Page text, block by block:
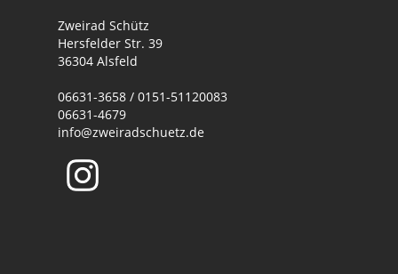
Zweirad Schütz
Hersfelder Str. 39
36304 Alsfeld
06631-3658 / 0151-51120083
06631-4679
info@zweiradschuetz.de